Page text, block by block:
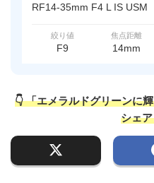
RF14-35mm F4 L IS USM
絞り値
F9
焦点距離
14mm
👇 「エメラルドグリーンに
シェ